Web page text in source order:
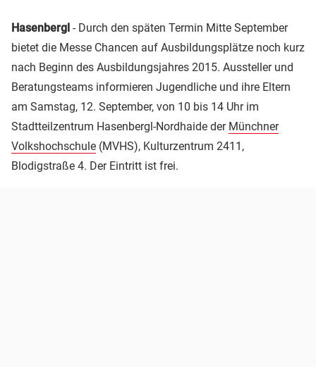
Hasenbergl - Durch den späten Termin Mitte September
bietet die Messe Chancen auf Ausbildungsplätze noch kurz
nach Beginn des Ausbildungsjahres 2015. Aussteller und
Beratungsteams informieren Jugendliche und ihre Eltern
am Samstag, 12. September, von 10 bis 14 Uhr im
Stadtteilzentrum Hasenbergl-Nordhaide der Münchner
Volkshochschule (MVHS), Kulturzentrum 2411,
Blodigstraße 4. Der Eintritt ist frei.